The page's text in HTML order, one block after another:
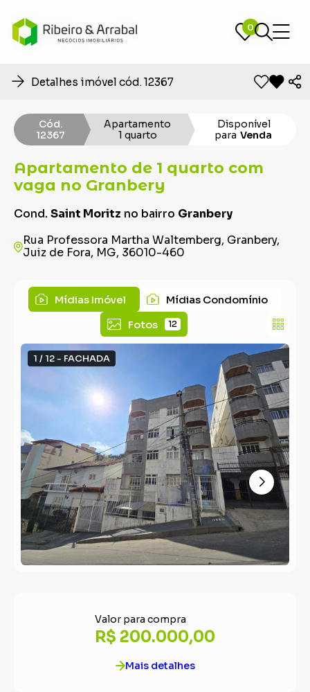
0
0
Detalhes imóvel cód. 12367
Cód.
12367
Apartamento
1 quarto
Disponível
para Venda
Apartamento de 1 quarto com
vaga no Granbery
Cond. Saint Moritz no bairro Granbery
Rua Professora Martha Waltemberg, Granbery,
Juiz de Fora, MG, 36010-460
Mídias Imóvel
Mídias Condomínio
Fotos
12
1 / 12 - FACHADA
Valor para compra
R$ 200.000,00
Mais detalhes